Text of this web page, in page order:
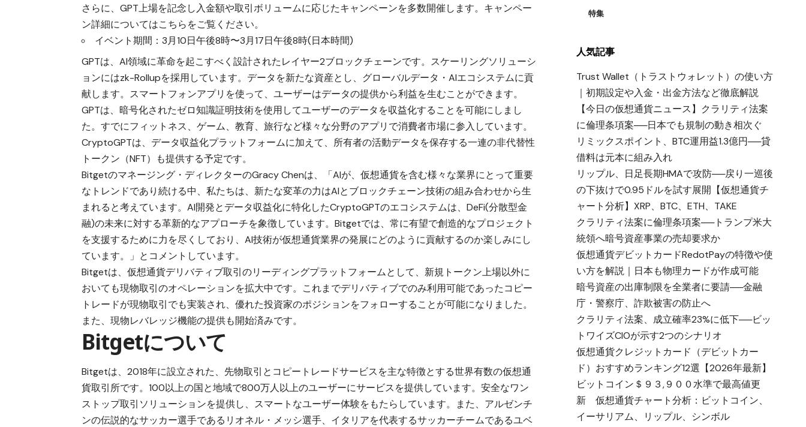
さらに、GPT上場を記念し入金額や取引ボリュームに応じたキャンペーンを多数開催します。キャンペー
ン詳細についてはこちらをご覧ください。
イベント期間：3月10日午後8時〜3月17日午後8時(日本時間)
GPTは、AI領域に革命を起こすべく設計されたレイヤー2ブロックチェーンです。スケーリングソリューシ
ョンにはzk-Rollupを採用しています。データを新たな資産とし、グローバルデータ・AIエコシステムに貢
献します。スマートフォンアプリを使って、ユーザーはデータの提供から利益を生むことができます。
GPTは、暗号化されたゼロ知識証明技術を使用してユーザーのデータを収益化することを可能にしまし
た。すでにフィットネス、ゲーム、教育、旅行など様々な分野のアプリで消費者市場に参入しています。
CryptoGPTは、データ収益化プラットフォームに加えて、所有者の活動データを保存する一連の非代替性
トークン（NFT）も提供する予定です。
Bitgetのマネージング・ディレクターのGracy Chenは、「AIが、仮想通貨を含む様々な業界にとって重要
なトレンドであり続ける中、私たちは、新たな変革の力はAIとブロックチェーン技術の組み合わせから生
まれると考えています。AI開発とデータ収益化に特化したCryptoGPTのエコシステムは、DeFi(分散型金
融)の未来に対する革新的なアプローチを象徴しています。Bitgetでは、常に有望で創造的なプロジェクト
を支援するために力を尽くしており、AI技術が仮想通貨業界の発展にどのように貢献するのか楽しみにし
ています。」とコメントしています。
Bitgetは、仮想通貨デリバティブ取引のリーディングプラットフォームとして、新規トークン上場以外に
おいても現物取引のオペレーションを拡大中です。これまでデリバティブでのみ利用可能であったコピー
トレードが現物取引でも実装され、優れた投資家のポジションをフォローすることが可能になりました。
また、現物レバレッジ機能の提供も開始済みです。
Bitgetについて
Bitgetは、2018年に設立された、先物取引とコピートレードサービスを主な特徴とする世界有数の仮想通
貨取引所です。100以上の国と地域で800万人以上のユーザーにサービスを提供しています。安全なワン
ストップ取引ソリューションを提供し、スマートなユーザー体験をもたらしています。また、アルゼンチ
ンの伝説的なサッカー選手であるリオネル・メッシ選手、イタリアを代表するサッカーチームであるユベ
特集
人気記事
Trust Wallet（トラストウォレット）の使い方
｜初期設定や入金・出金方法など徹底解説
【今日の仮想通貨ニュース】クラリティ法案
に倫理条項案──日本でも規制の動き相次ぐ
リミックスポイント、BTC運用益1.3億円──貸
借料は元本に組み入れ
リップル、日足長期HMAで攻防──戻り一巡後
の下抜けで0.95ドルを試す展開【仮想通貨チ
ャート分析】XRP、BTC、ETH、TAKE
クラリティ法案に倫理条項案──トランプ米大
統領へ暗号資産事業の売却要求か
仮想通貨デビットカードRedotPayの特徴や使
い方を解説｜日本も物理カードが作成可能
暗号資産の出庫制限を全業者に要請──金融
庁・警察庁、詐欺被害の防止へ
クラリティ法案、成立確率23%に低下──ビッ
トワイズCIOが示す2つのシナリオ
仮想通貨クレジットカード（デビットカー
ド）おすすめランキング12選【2026年最新】
ビットコイン＄９３,９００水準で最高値更
新 仮想通貨チャート分析：ビットコイン、
イーサリアム、リップル、シンボル